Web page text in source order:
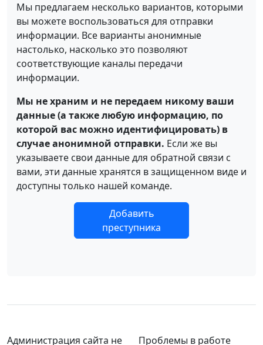
Мы предлагаем несколько вариантов, которыми
вы можете воспользоваться для отправки
информации. Все варианты анонимные
настолько, насколько это позволяют
соответствующие каналы передачи
информации.
Мы не храним и не передаем никому ваши
данные (а также любую информацию, по
которой вас можно идентифицировать) в
случае анонимной отправки. Если же вы
указываете свои данные для обратной связи с
вами, эти данные хранятся в защищенном виде и
доступны только нашей команде.
Добавить
преступника
Администрация сайта не Проблемы в работе